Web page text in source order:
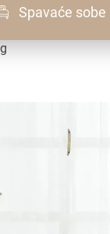
Spavaće sobe